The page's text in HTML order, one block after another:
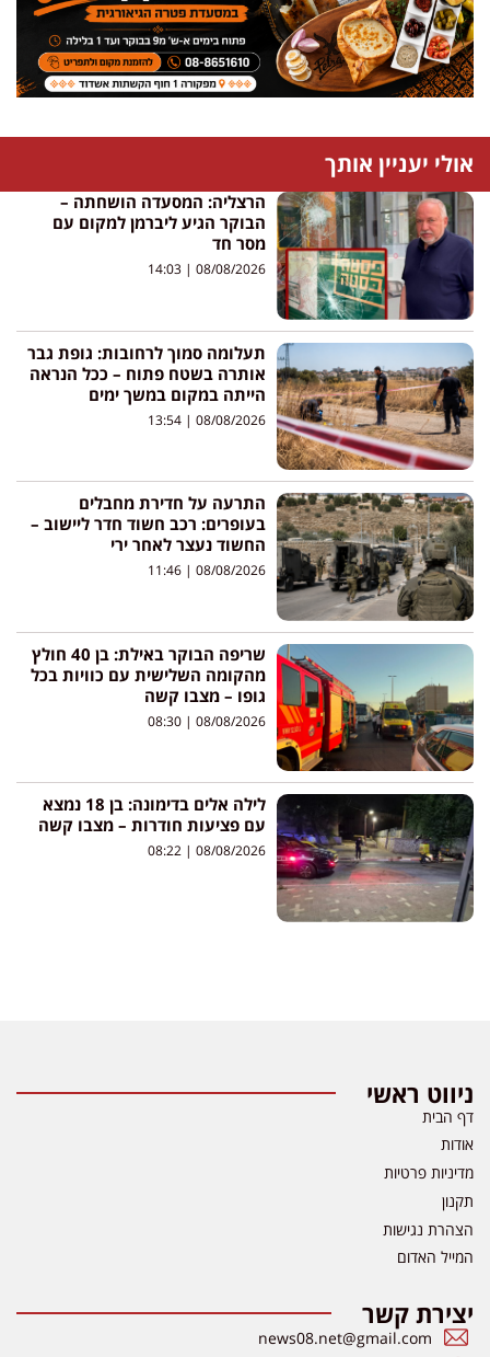
אולי יעניין אותך
הרצליה: המסעדה הושחתה –
הבוקר הגיע ליברמן למקום עם
מסר חד
08/08/2026
תעלומה סמוך לרחובות: גופת גבר
אותרה בשטח פתוח – ככל הנראה
הייתה במקום במשך ימים
08/08/2026
התרעה על חדירת מחבלים
בעופרים: רכב חשוד חדר ליישוב –
החשוד נעצר לאחר ירי
08/08/2026
שריפה הבוקר באילת: בן 40 חולץ
מהקומה השלישית עם כוויות בכל
גופו – מצבו קשה
08/08/2026
לילה אלים בדימונה: בן 18 נמצא
עם פציעות חודרות – מצבו קשה
08/08/2026
ניווט ראשי
דף הבית
אודות
מדיניות פרטיות
תקנון
הצהרת נגישות
המייל האדום
יצירת קשר
news08.net@gmail.com